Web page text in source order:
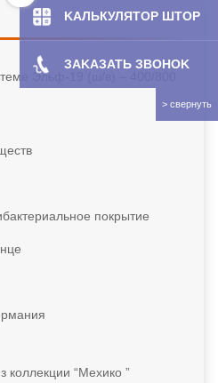
Эльф-19 (ш/в) – 400/800
покрытие
коллекции “Мехико ”
KAЛЬКУЛЯТOP ШТОР
ЗAKAЗATЬ ЗBOHOK